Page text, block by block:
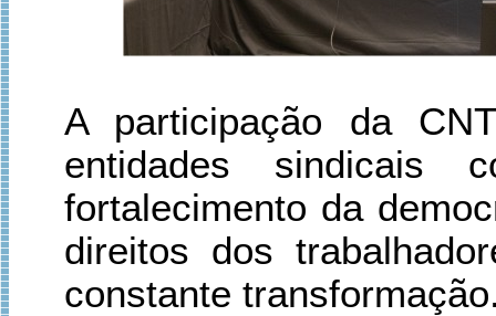
A participação da
entidades
fortalecimento da
direitos dos
constante